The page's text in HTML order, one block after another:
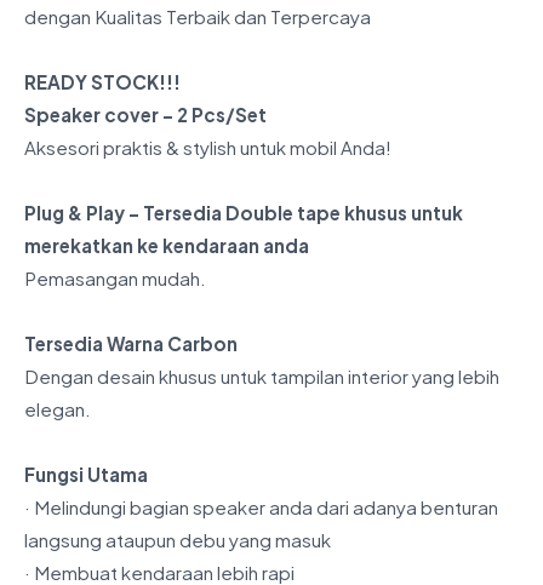
dengan Kualitas Terbaik dan Terpercaya
READY STOCK!!!
Speaker cover – 2 Pcs/Set
Aksesori praktis & stylish untuk mobil Anda!
Plug & Play – Tersedia Double tape khusus untuk
merekatkan ke kendaraan anda
Pemasangan mudah.
Tersedia Warna Carbon
Dengan desain khusus untuk tampilan interior yang lebih
elegan.
Fungsi Utama
· Melindungi bagian speaker anda dari adanya benturan
langsung ataupun debu yang masuk
· Membuat kendaraan lebih rapi